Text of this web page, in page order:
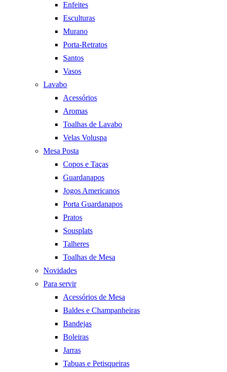
Enfeites
Esculturas
Murano
Porta-Retratos
Santos
Vasos
Lavabo
Acessórios
Aromas
Toalhas de Lavabo
Velas Voluspa
Mesa Posta
Copos e Taças
Guardanapos
Jogos Americanos
Porta Guardanapos
Pratos
Sousplats
Talheres
Toalhas de Mesa
Novidades
Para servir
Acessórios de Mesa
Baldes e Champanheiras
Bandejas
Boleiras
Jarras
Tabuas e Petisqueiras